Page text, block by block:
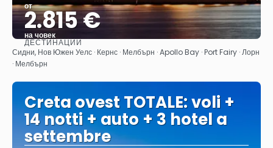
от
2.815 €
на човек
Вижте
ДЕСТИНАЦИИ
Сидни, Нов Южен Уелс · Кернс · Мелбърн · Apollo Bay · Port Fairy · Лорн
· Мелбърн
Creta ovest TOTALE: voli +
14 notti + auto + 3 hotel a
settembre